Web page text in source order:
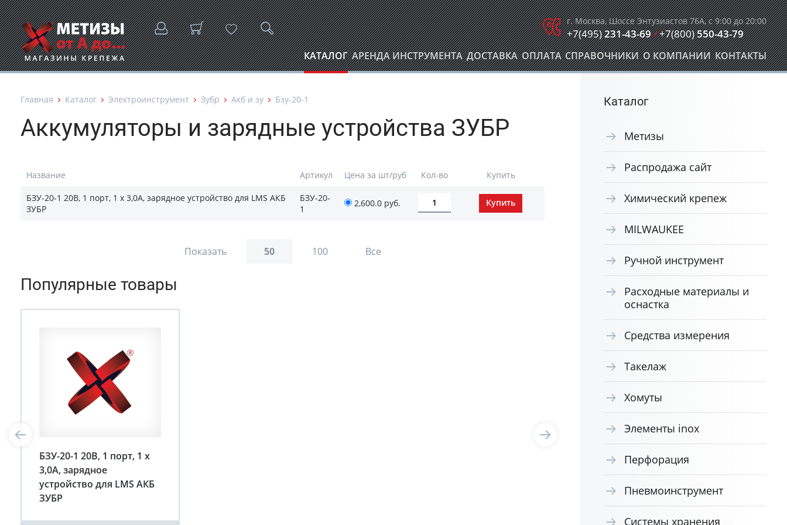
г. Москва, Шоссе Энтузиастов 76А, с 9:00 до 20:00
+7(495)231-43-69/+7(800)550-43-79
КАТАЛОГ АРЕНДА ИНСТРУМЕНТА ДОСТАВКА ОПЛАТА СПРАВОЧНИКИ О КОМПАНИИ КОНТАКТЫ
Главная Каталог Электроинструмент Зубр Акб и зу Бзу-20-1
Аккумуляторы и зарядные устройства ЗУБР
Название Артикул Цена за шт/руб Кол-во Купить
БЗУ-20-1 20B, 1 порт, 1 х 3,0А, зарядное устройство для LMS АКБ
ЗУБР
БЗУ-20-
1
2,600.0 руб.
Показать 50 100 Все
Популярные товары
БЗУ-20-1 20B, 1 порт, 1 х
3,0А, зарядное
устройство для LMS АКБ
ЗУБР
Каталог
Метизы
Распродажа сайт
Химический крепеж
MILWAUKEE
Ручной инструмент
Расходные материалы и
оснастка
Средства измерения
Такелаж
Хомуты
Элементы inox
Перфорация
Пневмоинструмент
Системы хранения